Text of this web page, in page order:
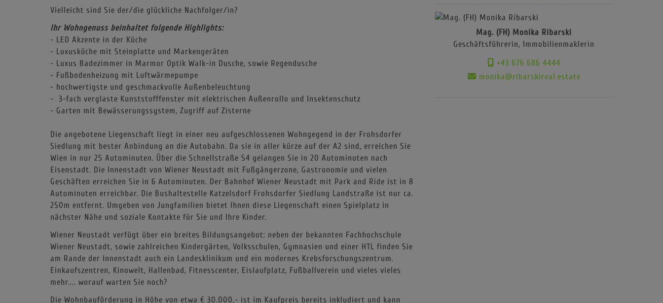
Vielleicht sind Sie der/die glückliche Nachfolger/in?
Ihr Wohngenuss beinhaltet folgende Highlights:
- LED Akzente in der Küche
- Luxusküche mit Steinplatte und Markengeräten
- Luxus Badezimmer in Marmor Optik Walk-in Dusche, sowie Regendusche
- Fußbodenheizung mit Luftwärmepumpe
- hochwertigste und geschmackvolle Außenbeleuchtung
- 3-fach verglaste Kunststofffenster mit elektrischen Außenrollo und Insektenschutz
- Garten mit Bewässerungssystem, Zugriff auf Zisterne
Die angebotene Liegenschaft liegt in einer neu aufgeschlossenen Wohngegend in der Frohsdorfer
Siedlung mit bester Anbindung an die Autobahn. Da sie in aller kürze auf der A2 sind, erreichen Sie
Wien in nur 25 Autominuten. Über die Schnellstraße S4 gelangen Sie in 20 Autominuten nach
Eisenstadt. Die Innenstadt von Wiener Neustadt mit Fußgängerzone, Gastronomie und vielen
Geschäften erreichen Sie in 6 Autominuten. Der Bahnhof Wiener Neustadt mit Park and Ride ist in 8
Autominuten erreichbar. Die Bushaltestelle Katzelsdorf Frohsdorfer Siedlung Landstraße ist nur ca.
250m entfernt. Umgeben von Jungfamilien bietet Ihnen diese Liegenschaft einen Spielplatz in
nächster Nähe und soziale Kontakte für Sie und Ihre Kinder.
Wiener Neustadt verfügt über ein breites Bildungsangebot: neben der bekannten Fachhochschule
Wiener Neustadt, sowie zahlreichen Kindergärten, Volksschulen, Gymnasien und einer HTL finden Sie
am Rande der Innenstadt auch ein Landesklinikum und ein modernes Krebsforschungszentrum.
Einkaufszentren, Kinowelt, Hallenbad, Fitnesscenter, Eislaufplatz, Fußballverein und vieles vieles
mehr.... worauf warten Sie noch?
Die Wohnbauförderung in Höhe von etwa € 30.000,- ist im Kaufpreis bereits inkludiert und kann
Mag. (FH) Monika Ribarski
Geschäftsführerin, Immobilienmaklerin
+43 676 686 4444
monika@ribarskireal.estate